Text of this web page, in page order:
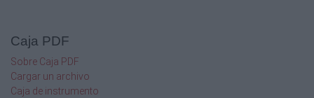
los
derechos
Caja PDF
Sobre Caja PDF
Cargar un archivo
Caja de instrumento